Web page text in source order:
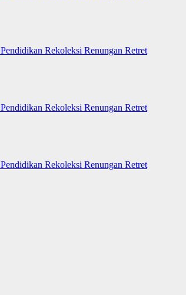
Pendidikan Rekoleksi Renungan Retret
Pendidikan Rekoleksi Renungan Retret
Pendidikan Rekoleksi Renungan Retret